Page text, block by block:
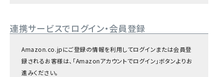
連携サービスでログイン・会員登録
Amazon.co.jpにご登録の情報を利用してログインまたは会員登
録されるお客様は、「Amazonアカウントでログイン」ボタンよりお
進みください。